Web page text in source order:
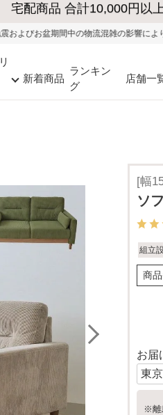
大型家具の送料・設置
雑の影響により、一部地域ではお荷物
新着商品
ランキン
グ
店舗一
[幅
ソ
組立
商
お届
※離